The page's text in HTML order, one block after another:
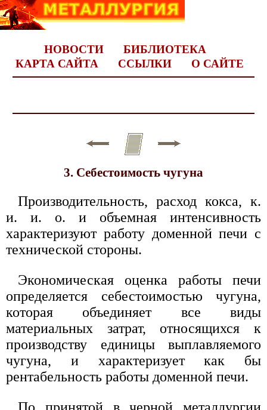
НОВОСТИ
БИБЛИОТЕКА
КАРТА САЙТА
ССЫЛКИ О САЙТЕ
3. Себестоимость чугуна
Производительность, расход кокса, к.
и. и. о. и объемная интенсивность
характеризуют работу доменной печи с
технической стороны.
Экономическая оценка работы печи
определяется себестоимостью чугуна,
которая объединяет все виды
материальных затрат, относящихся к
производству единицы выплавляемого
чугуна, и характеризует как бы
рентабельность работы доменной печи.